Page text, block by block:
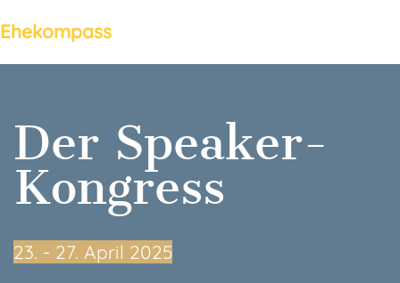
Ehekompass
Der Speaker-
Kongress
23.⁠ ⁠- 27. April 2025